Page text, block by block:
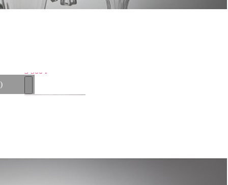
3 500 ₽
Подсвечник Ksa/5463, 13, стекло, silver burn, ROOMERS